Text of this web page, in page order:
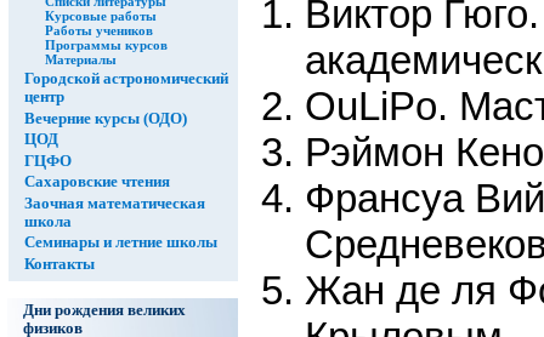
Курсовые работы
Работы учеников
Программы курсов
Материалы
Городской астрономический
центр
Вечерние курсы (ОДО)
ЦОД
ГЦФО
Сахаровские чтения
Заочная математическая
школа
Семинары и летние школы
Контакты
Дни рождения великих
физиков
Виктор
OuLiPo.
Рэймон
Франсуа
Жан де ля